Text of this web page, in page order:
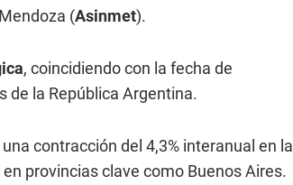
(Asinmet).
, coincidiendo con la fecha de
de la República Argentina.
contracción del 4,3% interanual en la
provincias clave como Buenos Aires.